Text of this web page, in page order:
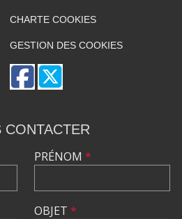
CHARTE COOKIES
GESTION DES COOKIES
CONTACTER
PRÉNOM *
OBJET *